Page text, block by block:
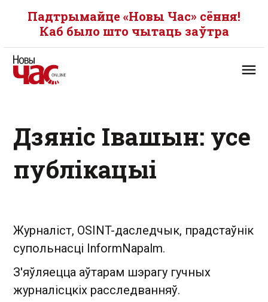
Падтрымайце «Новы Час» сёння!
Каб было што чытаць заўтра
Дзяніс Івашын: усе
публікацыі
Журналіст, OSINT-даследчык, прадстаўнік
супольнасці InformNapalm.
З'яўляецца аўтарам шэрагу гучных
журналісцкіх расследванняў.